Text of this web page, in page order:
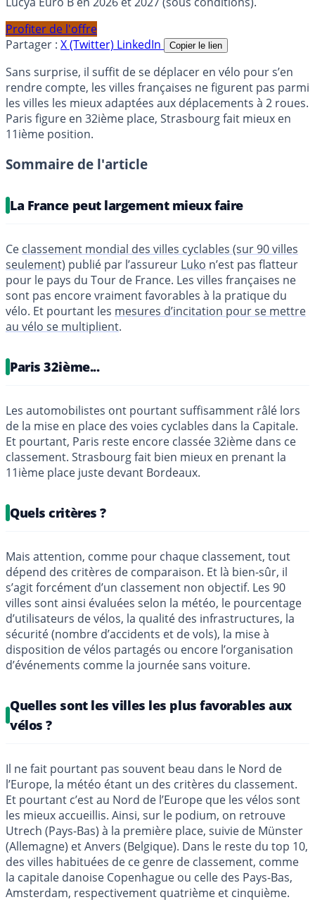
Profiter de l'offre
Partager : X (Twitter) LinkedIn Copier le lien
Sans surprise, il suffit de se déplacer en vélo pour s’en
rendre compte, les villes françaises ne figurent pas parmi
les villes les mieux adaptées aux déplacements à 2 roues.
Paris figure en 32ième place, Strasbourg fait mieux en
11ième position.
Sommaire de l'article
La France peut largement mieux faire
Ce classement mondial des villes cyclables (sur 90 villes
seulement) publié par l’assureur Luko n’est pas flatteur
pour le pays du Tour de France. Les villes françaises ne
sont pas encore vraiment favorables à la pratique du
vélo. Et pourtant les mesures d’incitation pour se mettre
au vélo se multiplient.
Paris 32ième...
Les automobilistes ont pourtant suffisamment râlé lors
de la mise en place des voies cyclables dans la Capitale.
Et pourtant, Paris reste encore classée 32ième dans ce
classement. Strasbourg fait bien mieux en prenant la
11ième place juste devant Bordeaux.
Quels critères ?
Mais attention, comme pour chaque classement, tout
dépend des critères de comparaison. Et là bien-sûr, il
s’agit forcément d’un classement non objectif. Les 90
villes sont ainsi évaluées selon la météo, le pourcentage
d’utilisateurs de vélos, la qualité des infrastructures, la
sécurité (nombre d’accidents et de vols), la mise à
disposition de vélos partagés ou encore l’organisation
d’événements comme la journée sans voiture.
Quelles sont les villes les plus favorables aux
vélos ?
Il ne fait pourtant pas souvent beau dans le Nord de
l’Europe, la météo étant un des critères du classement.
Et pourtant c’est au Nord de l’Europe que les vélos sont
les mieux accueillis. Ainsi, sur le podium, on retrouve
Utrech (Pays-Bas) à la première place, suivie de Münster
(Allemagne) et Anvers (Belgique). Dans le reste du top 10,
des villes habituées de ce genre de classement, comme
la capitale danoise Copenhague ou celle des Pays-Bas,
Amsterdam, respectivement quatrième et cinquième.